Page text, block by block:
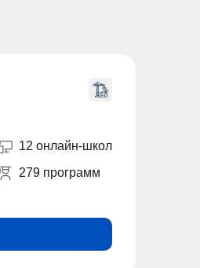
12 онлайн-школ
279 программ